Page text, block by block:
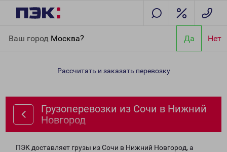
Ваш город Москва? Да Нет
Новгород
Рассчитать и заказать перевозку
Грузоперевозки из Сочи в Нижний
Новгород
ПЭК доставляет грузы из Сочи в Нижний Новгород, а